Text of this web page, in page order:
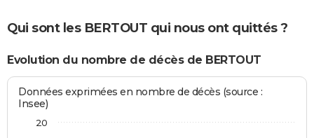
Qui sont les BERTOUT qui nous ont quittés ?
Evolution du nombre de décès de BERTOUT
Données exprimées en nombre de décès (source :
Insee)
20